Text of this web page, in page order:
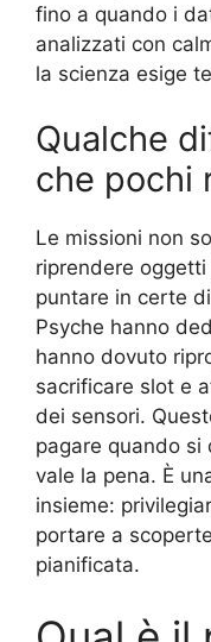
fino a quando i
analizzati con
la scienza esige
Qualche
che pochi
Le missioni non
riprendere
puntare in certe
Psyche hanno
hanno dovuto
sacrificare slot e
dei sensori.
pagare quando
vale la pena. È
insieme:
portare a
pianificata.